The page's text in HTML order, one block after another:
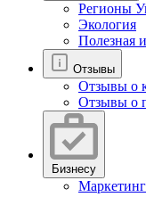
Регионы
Экология
Полезная
Отзывы
Отзывы о
Отзывы о
Бизнесу